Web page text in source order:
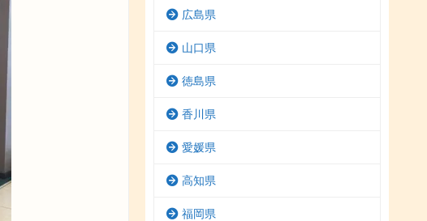
広島県
山口県
徳島県
香川県
愛媛県
高知県
福岡県